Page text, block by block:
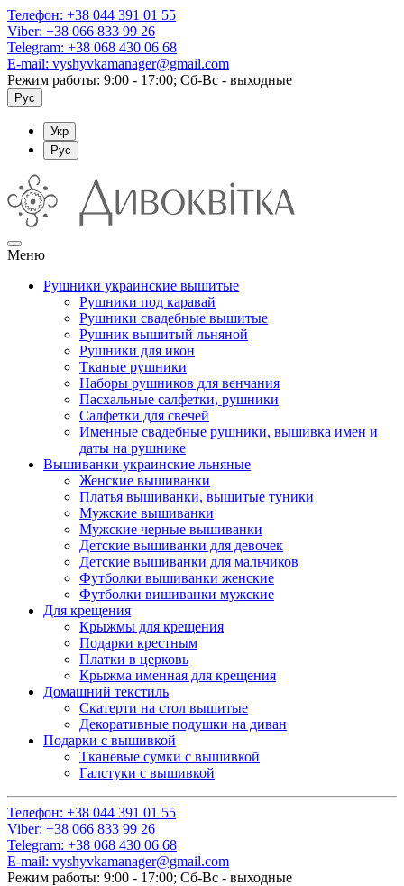
Телефон: +38 044 391 01 55
Viber: +38 066 833 99 26
Telegram: +38 068 430 06 68
E-mail: vyshyvkamanager@gmail.com
Режим работы: 9:00 - 17:00; Сб-Вс - выходные
Рус
Укр
Рус
Меню
Рушники украинские вышитые
Рушники под каравай
Рушники свадебные вышитые
Рушник вышитый льняной
Рушники для икон
Тканые рушники
Наборы рушников для венчания
Пасхальные салфетки, рушники
Салфетки для свечей
Именные свадебные рушники, вышивка имен и
даты на рушнике
Вышиванки украинские льняные
Женские вышиванки
Платья вышиванки, вышитые туники
Мужские вышиванки
Мужские черные вышиванки
Детские вышиванки для девочек
Детские вышиванки для мальчиков
Футболки вышиванки женские
Футболки вишиванки мужские
Для крещения
Крыжмы для крещения
Подарки крестным
Платки в церковь
Крыжма именная для крещения
Домашний текстиль
Скатерти на стол вышитые
Декоративные подушки на диван
Подарки с вышивкой
Тканевые сумки с вышивкой
Галстуки с вышивкой
Телефон: +38 044 391 01 55
Viber: +38 066 833 99 26
Telegram: +38 068 430 06 68
E-mail: vyshyvkamanager@gmail.com
Режим работы: 9:00 - 17:00; Сб-Вс - выходные